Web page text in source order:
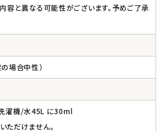
容と異なる可能性がございます。予めご了承
場合中性）
濯機/水45L に30ml
だけません。